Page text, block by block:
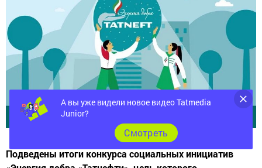
Подведены итоги конкурса социальных инициатив
А вы уже видели новое видео Tatmedia
Junior?
Cмотреть